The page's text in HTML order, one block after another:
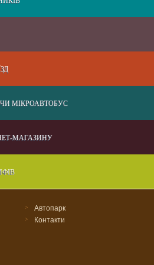
МІКРОАВТОБУС
МАГАЗИНУ
> Автопарк
> Контакти